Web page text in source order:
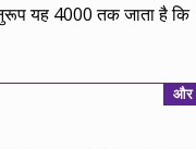
यह 4000 तक जाता है कि
और